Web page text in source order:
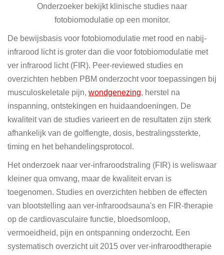
Onderzoeker bekijkt klinische studies naar
fotobiomodulatie op een monitor.
De bewijsbasis voor fotobiomodulatie met rood en nabij-
infrarood licht is groter dan die voor fotobiomodulatie met
ver infrarood licht (FIR). Peer-reviewed studies en
overzichten hebben PBM onderzocht voor toepassingen bij
musculoskeletale pijn, wondgenezing, herstel na
inspanning, ontstekingen en huidaandoeningen. De
kwaliteit van de studies varieert en de resultaten zijn sterk
afhankelijk van de golflengte, dosis, bestralingssterkte,
timing en het behandelingsprotocol.
Het onderzoek naar ver-infraroodstraling (FIR) is weliswaar
kleiner qua omvang, maar de kwaliteit ervan is
toegenomen. Studies en overzichten hebben de effecten
van blootstelling aan ver-infraroodsauna's en FIR-therapie
op de cardiovasculaire functie, bloedsomloop,
vermoeidheid, pijn en ontspanning onderzocht. Een
systematisch overzicht uit 2015 over ver-infraroodtherapie